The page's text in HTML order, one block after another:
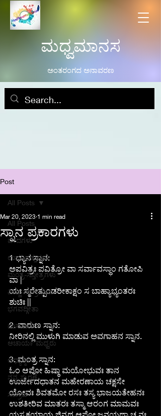
ಮಧ್ವಮಾನಸ
ಅಂತರಂಗದ ಅನಾವರಣ
Post
All Posts
ವೇದಗಳು
ಉಪನಿಷತ್ತುಗಳು
ಮಂತ್ರ-ಸ್ತೋತ್ರಗಳು
ವಿಷ್ಣು ಸಹಸ್ರನಾಮ
ಭಗವದ್ಗೀತಾ
ದಾಸವಾಣಿ
ಆಚಾರ್ಯ ಮಧ್ವರು
ಆಧ್ಯಾತ್ಮಿಕ
ನನ್ನ ಸ್ಫುರಣೆ
ಸಂಗ್ರಹ
All Posts
ಸ್ನಾನ ಪ್ರಕಾರಗಳು
Mar 20, 2023 1 min read
1 ಧ್ಯಾನ ಸ್ನಾನ:
ಅಪವಿತ್ರಃ ಪವಿತ್ರೋ ವಾ ಸರ್ವಾವಸ್ಥಾಂ ಗತೋಪಿ
ವಾ |
ಯಃ ಸ್ಮರೇತ್ಪುಂಡರೀಕಾಕ್ಷಂ ಸ ಬಾಹ್ಯಾಭ್ಯಂತರಃ
ಶುಚಿಃ ||
2. ವಾರುಣ ಸ್ನಾನ:
ನೀರಿನಲ್ಲಿ ಮುಳುಗಿ ಮಾಡುವ ಅವಗಾಹನ ಸ್ನಾನ.
3. ಮಂತ್ರ ಸ್ನಾನ:
ಓಂ ಆಪೋ ಹಿಷ್ಠಾ ಮಯೋಭುವಃ ತಾನ
ಊರ್ಜೇದಧಾತನ ಮಹೇರಣಾಯ ಚಕ್ಷಸೇ
ಯೋವಃ ಶಿವತಮೋ ರಸಃ ತಸ್ಯ ಭಾಜಯತೇಹನಃ
ಉಶತೀರಿವ ಮಾತರಃ ತಸ್ಮಾ ಆರಂಗ ಮಾಮವಃ